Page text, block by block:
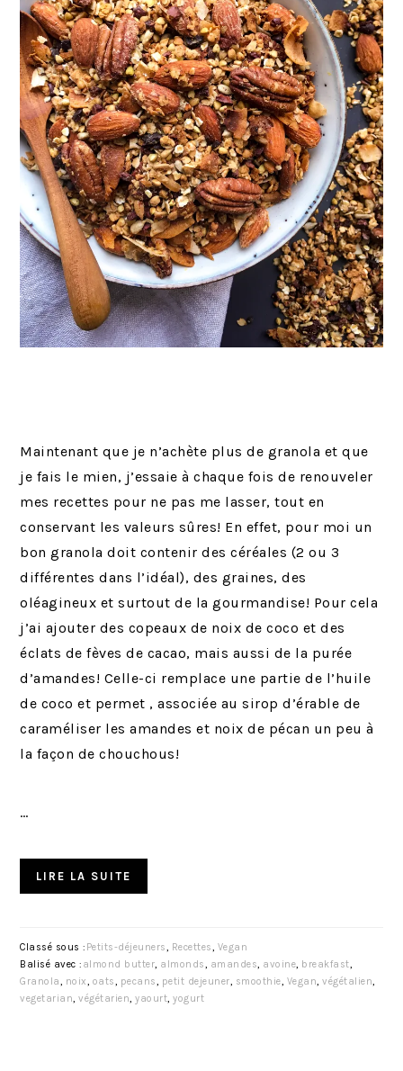
Maintenant que je n’achète plus de granola et que
je fais le mien, j’essaie à chaque fois de renouveler
mes recettes pour ne pas me lasser, tout en
conservant les valeurs sûres! En effet, pour moi un
bon granola doit contenir des céréales (2 ou 3
différentes dans l’idéal), des graines, des
oléagineux et surtout de la gourmandise! Pour cela
j’ai ajouter des copeaux de noix de coco et des
éclats de fèves de cacao, mais aussi de la purée
d’amandes! Celle-ci remplace une partie de l’huile
de coco et permet , associée au sirop d’érable de
caraméliser les amandes et noix de pécan un peu à
la façon de chouchous!
…
LIRE LA SUITE
Classé sous : Petits-déjeuners Recettes
Vegan
Balisé avec : almond butter almonds amandes avoine breakfast
Granola
noix oats pecans petit dejeuner smoothie Vegan ,végétalien
vegetarian ,végétarien ,yaourt ,yogurt